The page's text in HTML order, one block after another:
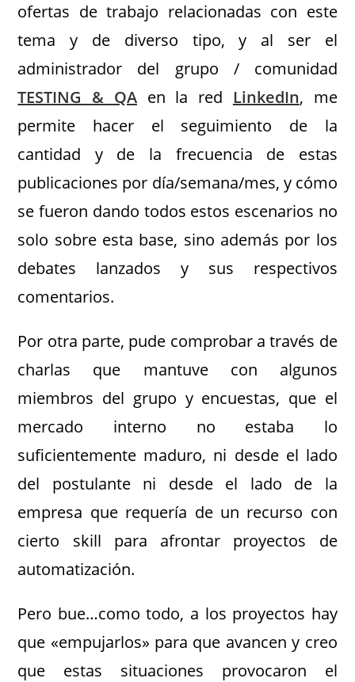
ofertas de trabajo relacionadas con este
tema y de diverso tipo, y al ser el
administrador del grupo / comunidad
TESTING & QAen la red LinkedIn, me
permite hacer el seguimiento de la
cantidad y de la frecuencia de estas
publicaciones por día/semana/mes, y cómo
se fueron dando todos estos escenarios no
solo sobre esta base, sino además por los
debates lanzados y sus respectivos
comentarios.
Por otra parte, pude comprobar a través de
charlas que mantuve con algunos
miembros del grupo y encuestas, que el
mercado interno no estaba lo
suficientemente maduro, ni desde el lado
del postulante ni desde el lado de la
empresa que requería de un recurso con
cierto skill para afrontar proyectos de
automatización.
Pero bue…como todo, a los proyectos hay
que «empujarlos» para que avancen y creo
que estas situaciones provocaron el